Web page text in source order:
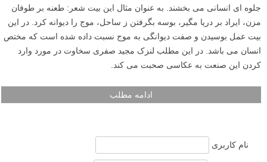
جلوه ای انسانی می بخشند. به عنوان مثال این بیت شعر: طعنه بر طوفان
مزن، ایراد بر دریا مگیر، بوسه بگرفتن ز ساحل، موج را دیوانه کرد. در این
بیت عمل بوسیدن و صفت دیوانگی به موج نسبت داده شده است که مختص
انسان می باشد. در این مطلب لنزک مجید صفری سخاوت در مورد وارد
کردن این صنعت به عکاسی صحبت می کند.
ادامه مطلب
نام کاربری